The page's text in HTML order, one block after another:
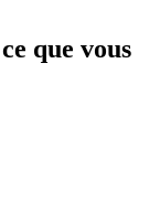
que vous